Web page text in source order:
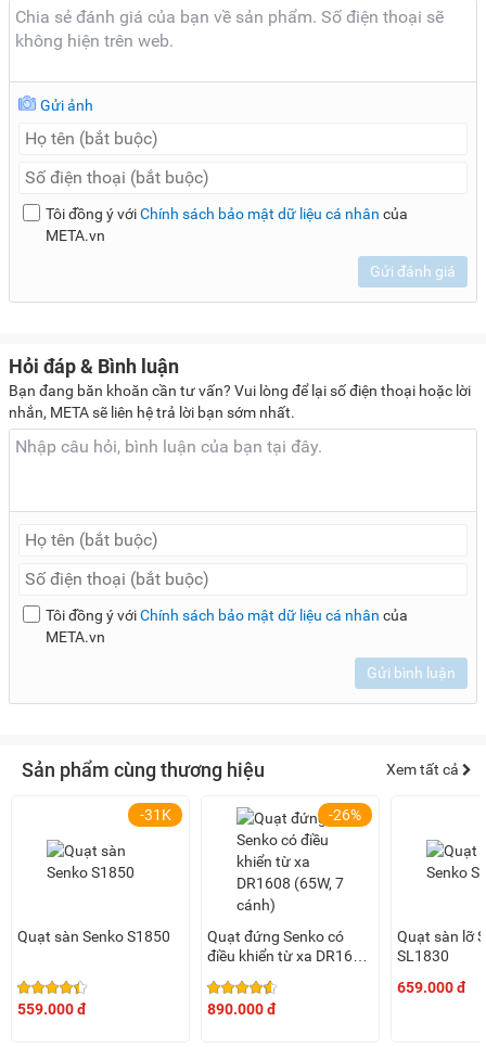
Quạt đứng Senko DCN1801 là lựa chọn đáng cân nhắc cho
tham khảo và mua sản phẩm chính hãng tại
đảm bảo chất lượng và giá tốt.
Lưu ý:
Hình ảnh sản phẩm chỉ có tính chất minh họa, chi tiết
sản phẩm, màu sắc có thể thay đổi tùy theo sản phẩm thực
tế.
Gửi ảnh
Tôi đồng ý vớiChính sách bảo mật dữ liệu cá nhân của
META.vn
Gửi đánh giá
Hỏi đáp & Bình luận
Bạn đang băn khoăn cần tư vấn? Vui lòng để lại số điện thoại hoặc lời
nhắn, META sẽ liên hệ trả lời bạn sớm nhất.
Tôi đồng ý vớiChính sách bảo mật dữ liệu cá nhân của
META.vn
Gửi bình luận
Sản phẩm cùng thương hiệu Xem tất cả
-31K
Quạt sàn Senko S1850
559.000 đ
-26%
Quạt đứng Senko có
điều khiển từ xa DR1608
890.000 đ
Quạt sàn lỡ
SL1830
659.000 đ